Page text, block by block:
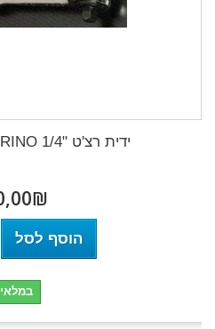
ידית רצ'ט "1/4 PASTORINO איטליה
₪‎80,00
הוסף לסל
במלאי